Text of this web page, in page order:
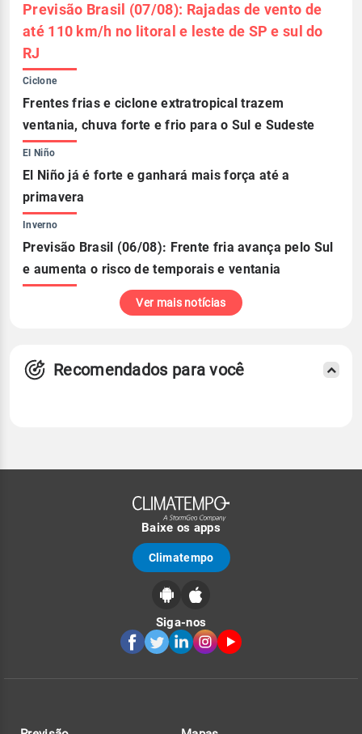
Previsão Brasil (07/08): Rajadas de vento de
até 110 km/h no litoral e leste de SP e sul do
RJ
Ciclone
Frentes frias e ciclone extratropical trazem
ventania, chuva forte e frio para o Sul e Sudeste
El Niño
El Niño já é forte e ganhará mais força até a
primavera
Inverno
Previsão Brasil (06/08): Frente fria avança pelo Sul
e aumenta o risco de temporais e ventania
Ver mais notícias
Recomendados para você
Baixe os apps
Climatempo
Siga-nos